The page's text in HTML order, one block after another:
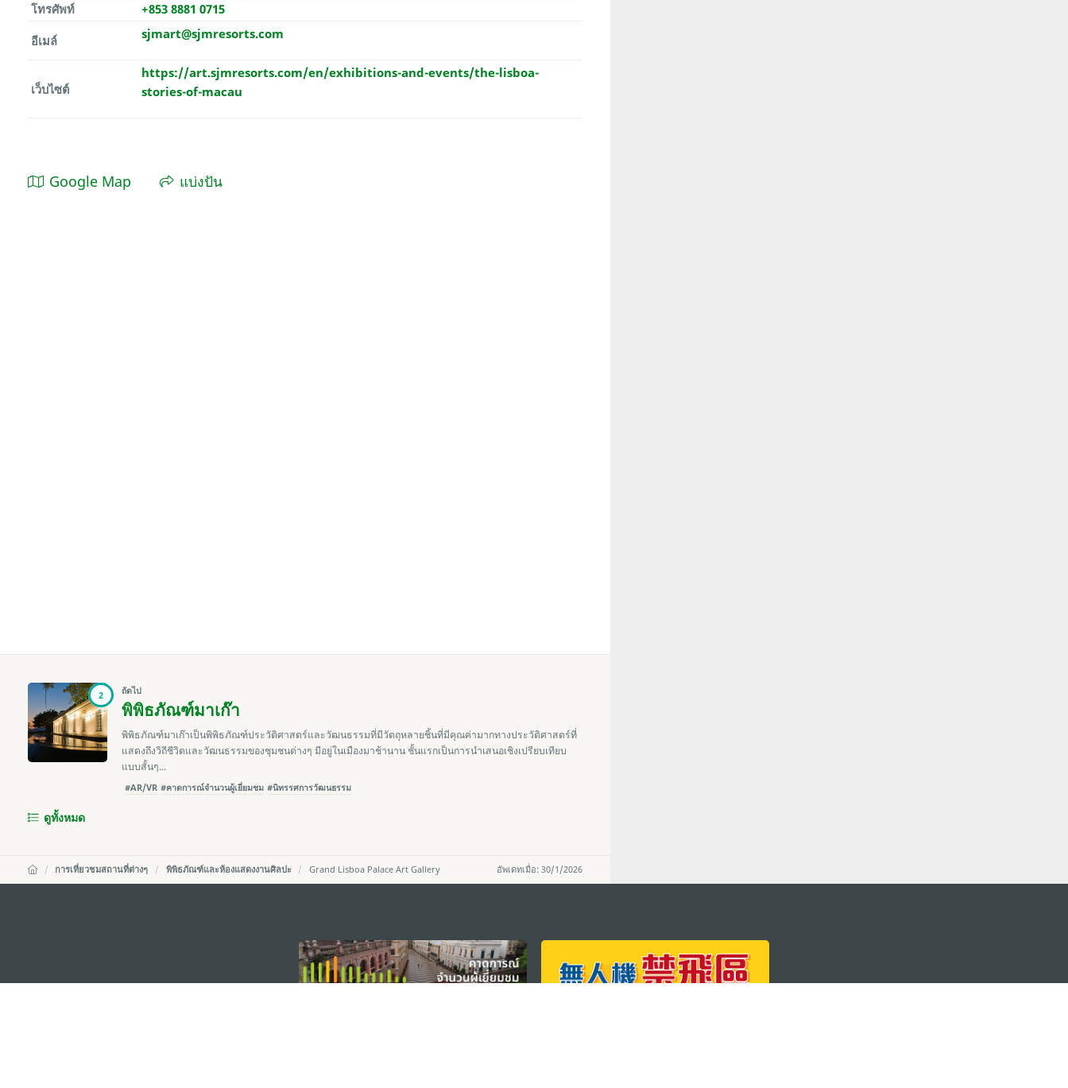
โทรศัพท์
+853 8881 0715
อีเมล์
sjmart@sjmresorts.com
เว็บไซต์
https://art.sjmresorts.com/en/exhibitions-and-events/the-lisboa-
stories-of-macau
Google Map แบ่งปัน
2 ถัดไป
พิพิธภัณฑ์มาเก๊า
พิพิธภัณฑ์มาเก๊าเป็นพิพิธภัณฑ์ประวัติศาสตร์และวัฒนธรรมที่มีวัตถุหลายชิ้นที่มีคุณค่ามากทางประวัติศาสตร์ที่
แสดงถึงวิถีชีวิตและวัฒนธรรมของชุมชนต่างๆ มีอยู่ในเมืองมาช้านาน ชั้นแรกเป็นการนำเสนอเชิงเปรียบเทียบ
แบบสั้นๆ...
#AR/VR #คาดการณ์จำนวนผู้เยี่ยมชม #นิทรรศการวัฒนธรรม
ดูทั้งหมด
อัพเดทเมื่อ: 30/1/2026
การเที่ยวชมสถานที่ต่างๆ พิพิธภัณฑ์และห้องแสดงงานศิลปะ Grand Lisboa Palace Art Gallery